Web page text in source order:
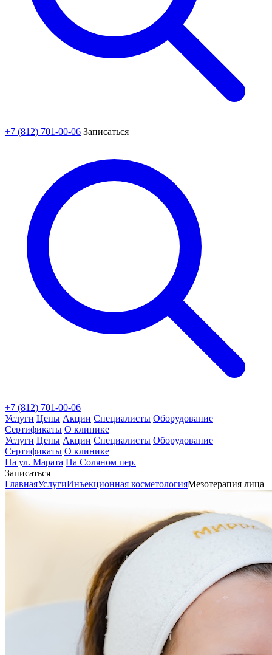
+7 (812) 701-00-06 Записаться
+7 (812) 701-00-06
Услуги Цены Акции Специалисты Оборудование
Сертификаты О клинике
Услуги Цены Акции Специалисты Оборудование
Сертификаты О клинике
На ул. Марата На Соляном пер.
Записаться
ГлавнаяУслугиИнъекционная косметологияМезотерапия лица